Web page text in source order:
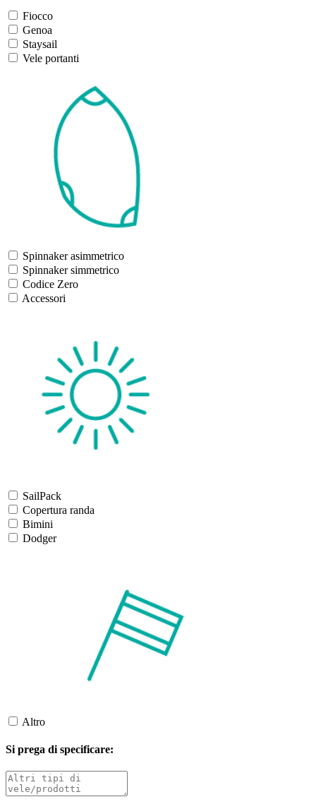
Fiocco
Genoa
Staysail
Vele portanti
Spinnaker asimmetrico
Spinnaker simmetrico
Codice Zero
Accessori
SailPack
Copertura randa
Bimini
Dodger
Altro
Si prega di specificare: